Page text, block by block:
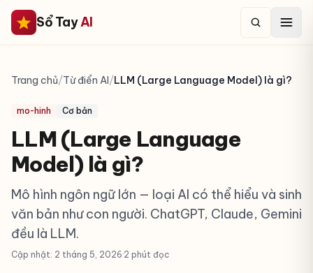
Sổ TayAI
Trang chủ/Từ điển AI/LLM (Large Language Model) là gì?
mo-hinh Cơ bản
LLM (Large Language
Model) là gì?
Mô hình ngôn ngữ lớn — loại AI có thể hiểu và sinh
văn bản như con người. ChatGPT, Claude, Gemini
đều là LLM.
Cập nhật: 2 tháng 5, 2026·2 phút đọc